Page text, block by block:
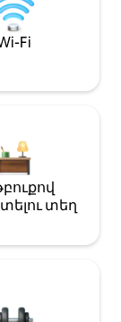
Fi
տեղ